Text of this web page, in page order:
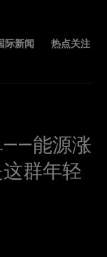
际新闻 热点关注
——能源涨
群年轻